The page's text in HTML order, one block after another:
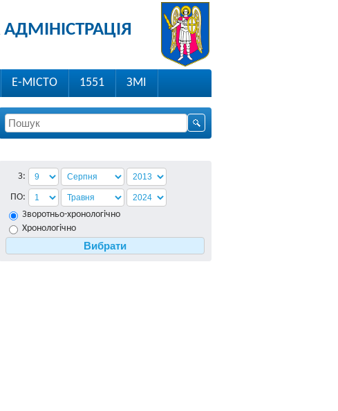
Е-МІСТО 1551 ЗМІ
З:
ПО:
Зворотньо-хронологiчно
Хронологiчно